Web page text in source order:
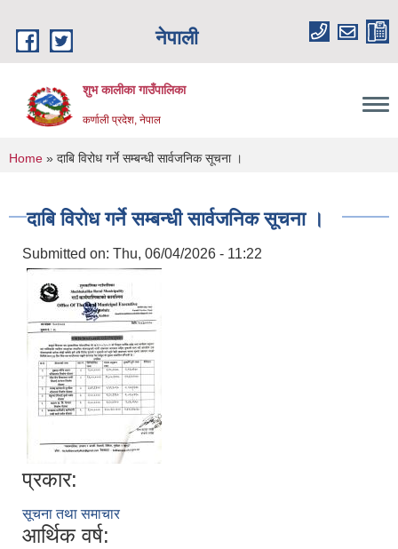
नेपाली
शुभ कालीका गाउँपालिका
कर्णाली प्रदेश, नेपाल
You are here
Home » दाबि विरोध गर्ने सम्बन्धी सार्वजनिक सूचना ।
दाबि विरोध गर्ने सम्बन्धी सार्वजनिक सूचना ।
Submitted on: Thu, 06/04/2026 - 11:22
प्रकार:
सूचना तथा समाचार
आर्थिक वर्ष: